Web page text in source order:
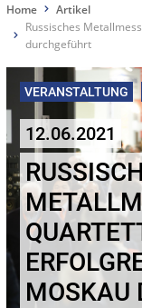
Home
Artikel
Russisches
durchgeführt
VERANSTALTUNG
12.06.2021
MOSKAU